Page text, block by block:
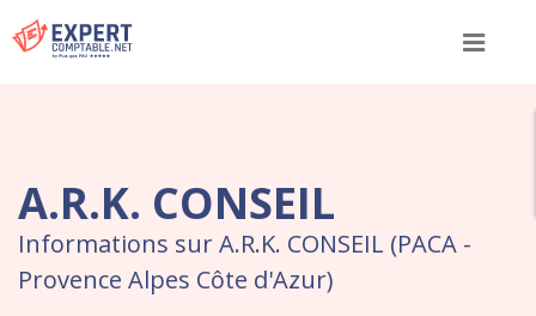
Menu
A.R.K. CONSEIL
Informations sur A.R.K. CONSEIL (PACA -
Provence Alpes Côte d'Azur)